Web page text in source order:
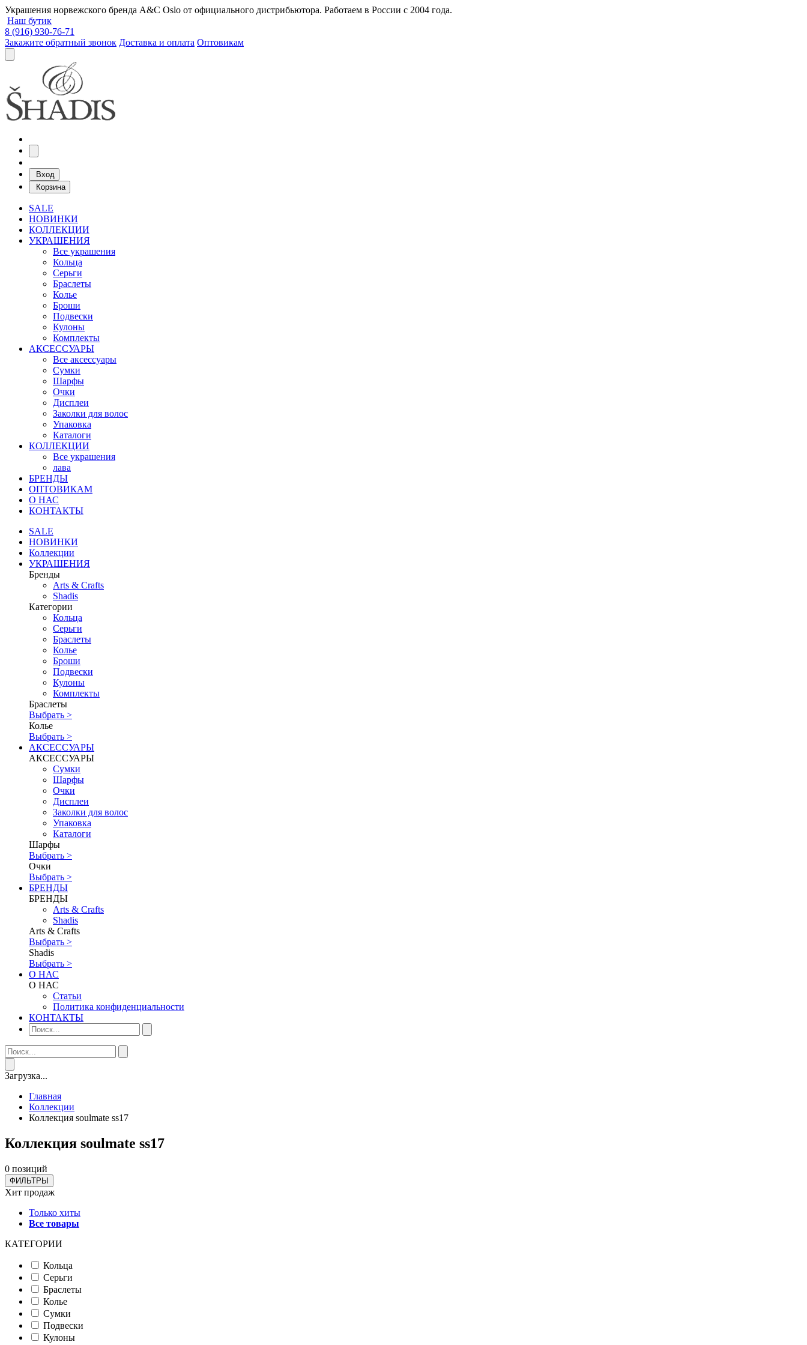
Украшения норвежского бренда A&C Oslo от официального дистрибьютора. Работаем в России с 2004 года.
Наш бутик
8 (916) 930-76-71
Закажите обратный звонок Доставка и оплата Оптовикам
Вход
Корзина
SALE
НОВИНКИ
КОЛЛЕКЦИИ
УКРАШЕНИЯ
Все украшения
Кольца
Серьги
Браслеты
Колье
Броши
Подвески
Кулоны
Комплекты
АКСЕССУАРЫ
Все аксессуары
Сумки
Шарфы
Очки
Дисплеи
Заколки для волос
Упаковка
Каталоги
КОЛЛЕКЦИИ
Все украшения
лава
БРЕНДЫ
ОПТОВИКАМ
О НАС
КОНТАКТЫ
SALE
НОВИНКИ
Коллекции
УКРАШЕНИЯ
Бренды
Аrts & Сrafts
Shadis
Категории
Кольца
Серьги
Браслеты
Колье
Броши
Подвески
Кулоны
Комплекты
Браслеты
Выбрать >
Колье
Выбрать >
АКСЕССУАРЫ
АКСЕССУАРЫ
Сумки
Шарфы
Очки
Дисплеи
Заколки для волос
Упаковка
Каталоги
Шарфы
Выбрать >
Очки
Выбрать >
БРЕНДЫ
БРЕНДЫ
Аrts & Сrafts
Shadis
Аrts & Сrafts
Выбрать >
Shadis
Выбрать >
О НАС
О НАС
Статьи
Политика конфиденциальности
КОНТАКТЫ
Загрузка...
Главная
Коллекции
Коллекция soulmate ss17
Коллекция soulmate ss17
0 позиций
ФИЛЬТРЫ
Хит продаж
Только хиты
Все товары
КАТЕГОРИИ
Кольца
Серьги
Браслеты
Колье
Сумки
Подвески
Кулоны